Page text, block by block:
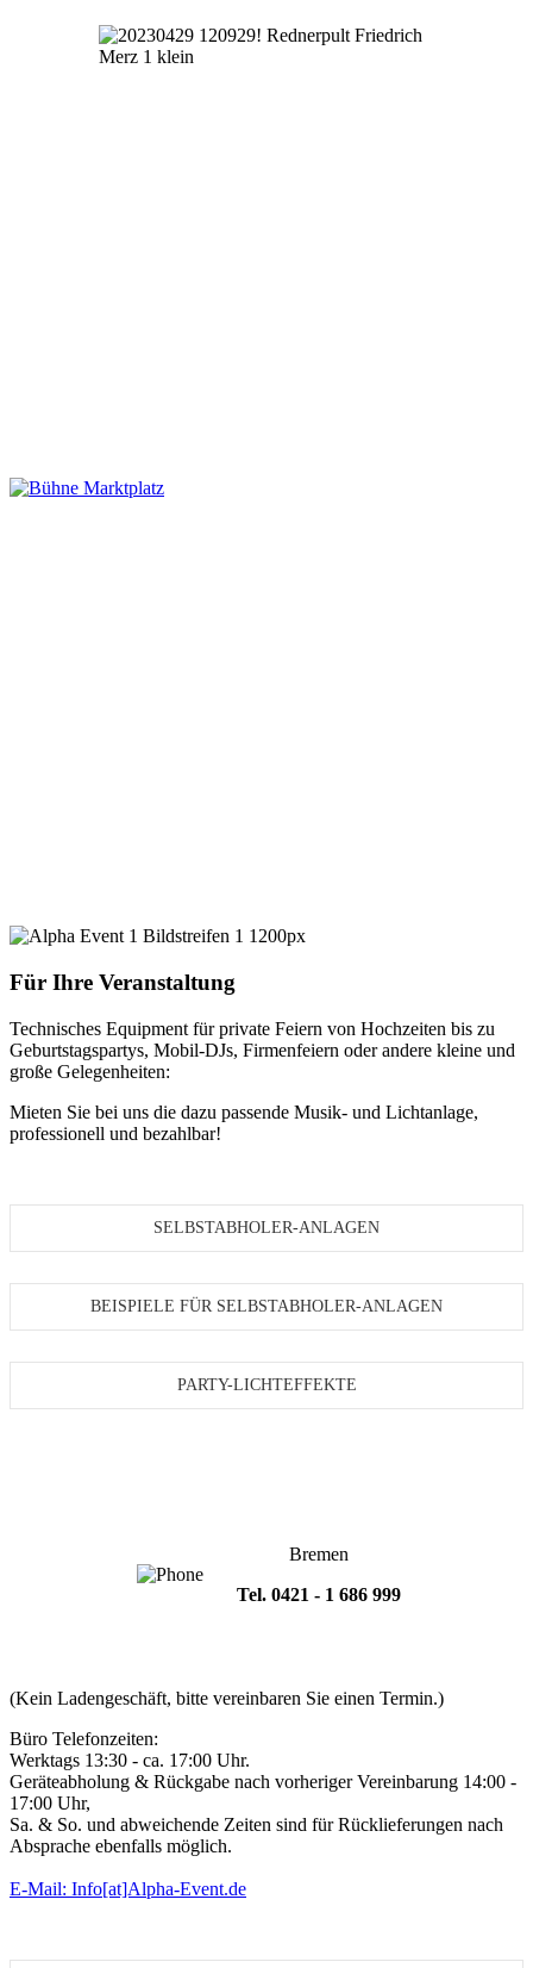
Für Ihre Veranstaltung
Technisches Equipment für private Feiern von Hochzeiten bis zu
Geburtstagspartys, Mobil-DJs, Firmenfeiern oder andere kleine und
große Gelegenheiten:
Mieten Sie bei uns die dazu passende Musik- und Lichtanlage,
professionell und bezahlbar!
SELBSTABHOLER-ANLAGEN
BEISPIELE FÜR SELBSTABHOLER-ANLAGEN
PARTY-LICHTEFFEKTE
Bremen
Tel. 0421 - 1 686 999
(Kein Ladengeschäft, bitte vereinbaren Sie einen Termin.)
Büro Telefonzeiten:
Werktags 13:30 - ca. 17:00 Uhr.
Geräteabholung & Rückgabe nach vorheriger Vereinbarung 14:00 -
17:00 Uhr,
Sa. & So. und abweichende Zeiten sind für Rücklieferungen nach
Absprache ebenfalls möglich.
E-Mail: Info[at]Alpha-Event.de